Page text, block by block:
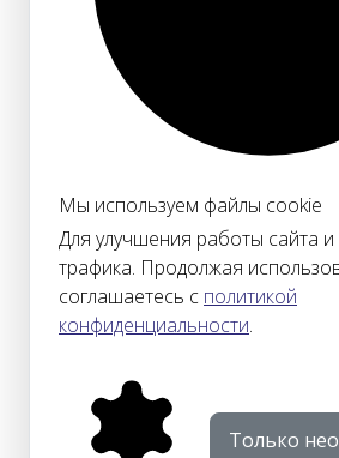
Мы используем файлы cookie
Для улучшения работы сайта и
трафика. Продолжая
соглашаетесь с политикой
конфиденциальности.
Только